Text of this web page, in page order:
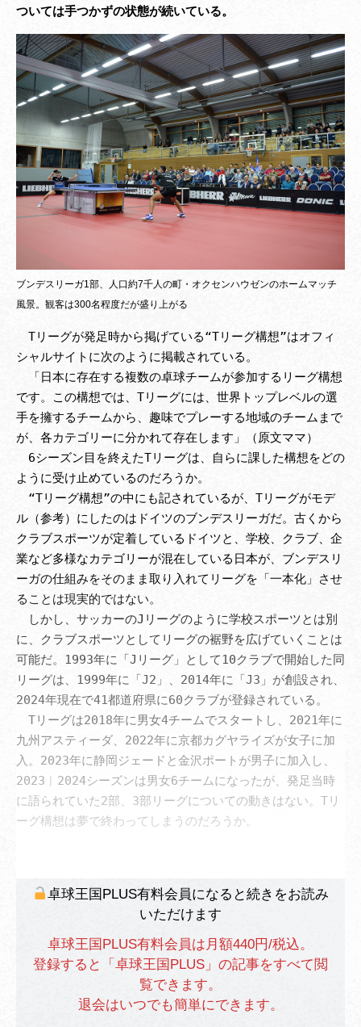
ついては手つかずの状態が続いている。
ブンデスリーガ1部、人口約7千人の町・オクセンハウゼンのホームマッチ
風景。観客は300名程度だが盛り上がる
Tリーグが発足時から掲げている“Tリーグ構想”はオフィ
シャルサイトに次のように掲載されている。
「日本に存在する複数の卓球チームが参加するリーグ構想
です。この構想では、Tリーグには、世界トップレベルの選
手を擁するチームから、趣味でプレーする地域のチームまで
が、各カテゴリーに分かれて存在します」（原文ママ）
6シーズン目を終えたTリーグは、自らに課した構想をどの
ように受け止めているのだろうか。
“Tリーグ構想”の中にも記されているが、Tリーグがモデ
ル（参考）にしたのはドイツのブンデスリーガだ。古くから
クラブスポーツが定着しているドイツと、学校、クラブ、企
業など多様なカテゴリーが混在している日本が、ブンデスリ
ーガの仕組みをそのまま取り入れてリーグを「一本化」させ
ることは現実的ではない。
しかし、サッカーのJリーグのように学校スポーツとは別
に、クラブスポーツとしてリーグの裾野を広げていくことは
可能だ。1993年に「Jリーグ」として10クラブで開始した同
リーグは、1999年に「J2」、2014年に「J3」が創設され、
2024年現在で41都道府県に60クラブが登録されている。
Tリーグは2018年に男女4チームでスタートし、2021年に
九州アスティーダ、2022年に京都カグヤライズが女子に加
入。2023年に静岡ジェードと金沢ポートが男子に加入し、
2023︱2024シーズンは男女6チームになったが、発足当時
に語られていた2部、3部リーグについての動きはない。Tリ
卓球王国PLUS有料会員になると続きをお読み
いただけます
卓球王国PLUS有料会員は月額440円/税込。
登録すると「卓球王国PLUS」の記事をすべて閲
覧できます。
退会はいつでも簡単にできます。